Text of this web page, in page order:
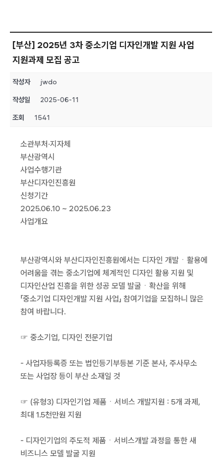
[부산] 2025년 3차 중소기업 디자인개발 지원 사업
지원과제 모집 공고
작성자 jwdo
작성일 2025-06-11
조회 1541
소관부처·지자체
부산광역시
사업수행기관
부산디자인진흥원
신청기간
2025.06.10 ~ 2025.06.23
사업개요
부산광역시와 부산디자인진흥원에서는 디자인 개발ㆍ활용에
어려움을 겪는 중소기업에 체계적인 디자인 활용 지원 및
디자인산업 진흥을 위한 성공 모델 발굴ㆍ확산을 위해
「중소기업 디자인개발 지원 사업」 참여기업을 모집하니 많은
참여 바랍니다.
☞ 중소기업, 디자인 전문기업
- 사업자등록증 또는 법인등기부등본 기준 본사, 주사무소
또는 사업장 등이 부산 소재일 것
☞ (유형3) 디자인기업 제품ㆍ서비스 개발지원 : 5개 과제,
최대 1.5천만원 지원
- 디자인기업의 주도적 제품ㆍ서비스개발 과정을 통한 새
비즈니스 모델 발굴 지원